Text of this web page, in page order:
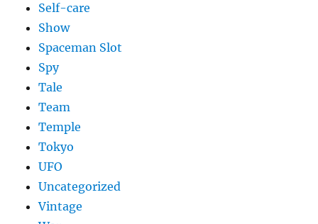
Self-care
Show
Spaceman Slot
Spy
Tale
Team
Temple
Tokyo
UFO
Uncategorized
Vintage